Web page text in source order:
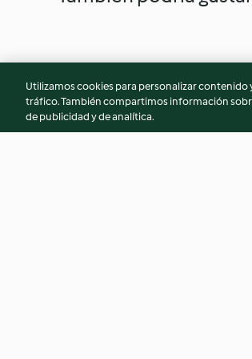
Utilizamos cookies para personalizar
tráfico. También compartimos información
de publicidad y de analítica.